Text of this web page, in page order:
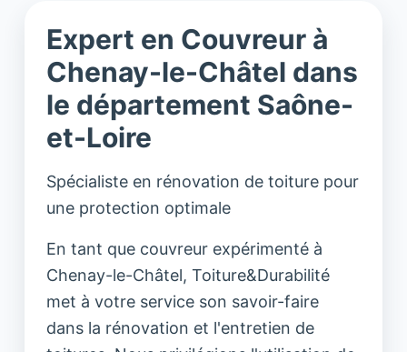
Expert en Couvreur à
Chenay-le-Châtel dans
le département Saône-
et-Loire
Spécialiste en rénovation de toiture pour
une protection optimale
En tant que couvreur expérimenté à
Chenay-le-Châtel, Toiture&Durabilité
met à votre service son savoir-faire
dans la rénovation et l'entretien de